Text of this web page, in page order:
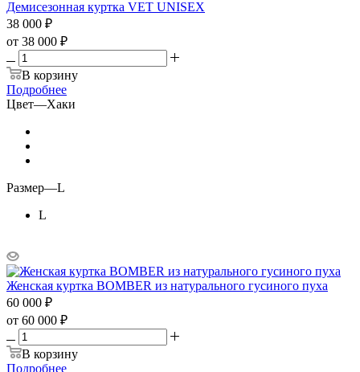
Демисезонная куртка VET UNISEX
38 000 ₽
от 38 000 ₽
В корзину
Подробнее
Цвет—Хаки
Размер—L
L
Женская куртка BOMBER из натурального гусиного пуха
60 000 ₽
от 60 000 ₽
В корзину
Подробнее